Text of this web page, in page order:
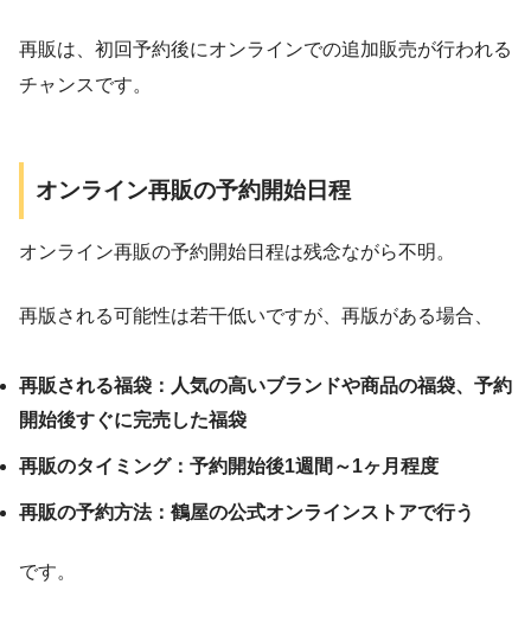
再販は、初回予約後にオンラインでの追加販売が行われる
チャンスです。
オンライン再販の予約開始日程
オンライン再販の予約開始日程は残念ながら不明。
再版される可能性は若干低いですが、再版がある場合、
再販される福袋：人気の高いブランドや商品の福袋、予約
開始後すぐに完売した福袋
再販のタイミング：予約開始後1週間～1ヶ月程度
再販の予約方法：鶴屋の公式オンラインストアで行う
です。